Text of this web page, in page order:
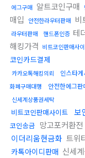
에그구매 알트코인구매
매입
안전한라우터판매 비
라우터판매 핸드폰인증 테
해킹가격 비트코인판매사
코인카드결제
카카오톡해킹의뢰 인스타
화폐구매대행
안전한에그판
신세계상품권세탁
비트코인판매사이트 보
코인송금 망고포커환전
이더리움현금화 트위
카톡아이디판매 신세